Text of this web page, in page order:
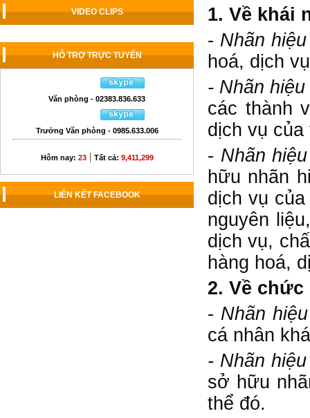
VIDEO CLIPS
HỖ TRỢ TRỰC TUYẾN
Văn phòng - 02383.836.633
Trưởng Văn phòng - 0985.633.006
Hôm nay: 23| Tất cả: 9,411,299
LIÊN KẾT FACEBOOK
1. Về khái
- Nhãn
hoá, dịch
- Nhãn
các thành
dịch vụ
- Nhãn
hữu nhãn
dịch vụ
nguyên
dịch vụ,
hàng hoá,
2. Về chức
- Nhãn
cá nhân
- Nhãn
sở hữu
thể đó.